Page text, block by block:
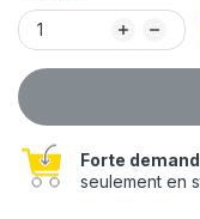
Forte
seulement en